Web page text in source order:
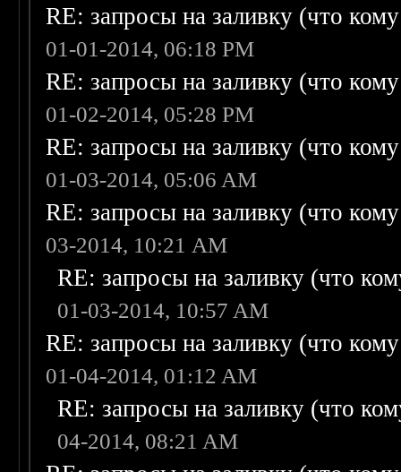
RE: запросы на заливку (что
01-01-2014, 06:18 PM
RE: запросы на заливку (что
01-02-2014, 05:28 PM
RE: запросы на заливку (что
01-03-2014, 05:06 AM
RE: запросы на заливку (что
03-2014, 10:21 AM
RE: запросы на заливку (что
01-03-2014, 10:57 AM
RE: запросы на заливку (что
01-04-2014, 01:12 AM
RE: запросы на заливку (что
04-2014, 08:21 AM